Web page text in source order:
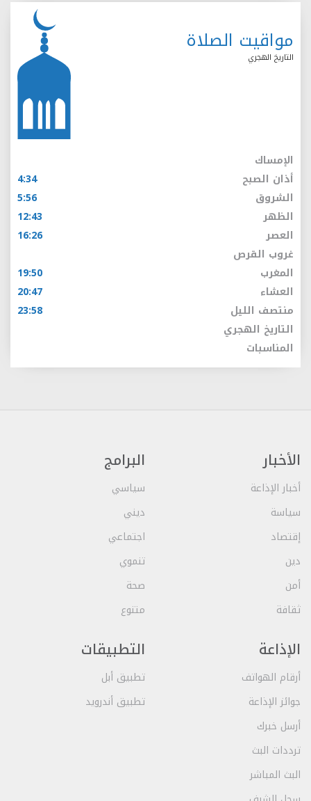
مواقيت الصلاة
التاريخ الهجري
الإمساك
أذان الصبح
4:34
الشروق
5:56
الظهر
12:43
العصر
16:26
غروب القرص
المغرب
19:50
العشاء
20:47
منتصف الليل
23:58
التاريخ الهجري
المناسبات
الأخبار
أخبار الإذاعة
سياسة
إقتصاد
دين
أمن
ثقافة
البرامج
سياسي
ديني
اجتماعي
تنموي
صحة
متنوع
الإذاعة
أرقام الهواتف
جوائز الإذاعة
أرسل خبرك
ترددات البث
البث المباشر
التطبيقات
تطبيق أبل
تطبيق أندرويد